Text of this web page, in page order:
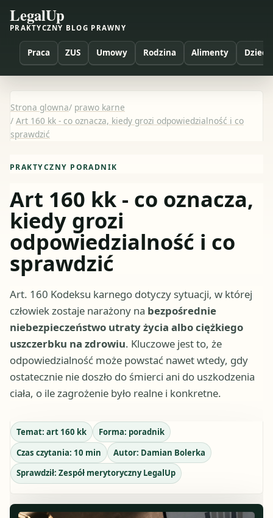
LegalUp
PRAKTYCZNY BLOG PRAWNY
Praca ZUS Umowy Rodzina Alimenty Dzieci
Strona glowna/ prawo karne
/ Art 160 kk - co oznacza, kiedy grozi odpowiedzialność i co
sprawdzić
PRAKTYCZNY PORADNIK
Art 160 kk - co oznacza,
kiedy grozi
odpowiedzialność i co
sprawdzić
Art. 160 Kodeksu karnego dotyczy sytuacji, w której
człowiek zostaje narażony na bezpośrednie
niebezpieczeństwo utraty życia albo ciężkiego
uszczerbku na zdrowiu. Kluczowe jest to, że
odpowiedzialność może powstać nawet wtedy, gdy
ostatecznie nie doszło do śmierci ani do uszkodzenia
ciała, o ile zagrożenie było realne i konkretne.
Temat: art 160 kk Forma: poradnik
Czas czytania: 10 min Autor: Damian Bolerka
Sprawdził: Zespół merytoryczny LegalUp